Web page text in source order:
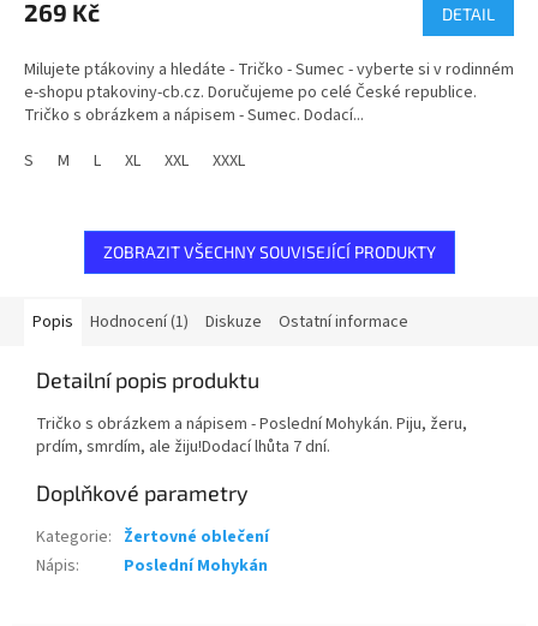
269 Kč DETAIL
Milujete ptákoviny a hledáte - Tričko - Sumec - vyberte si v rodinném
e-shopu ptakoviny-cb.cz. Doručujeme po celé České republice.
Tričko s obrázkem a nápisem - Sumec. Dodací...
S
M L XL XXL XXXL
ZOBRAZIT VŠECHNY SOUVISEJÍCÍ PRODUKTY
Popis Hodnocení (1) Diskuze Ostatní informace
Detailní popis produktu
Tričko s obrázkem a nápisem - Poslední Mohykán. Piju, žeru,
prdím, smrdím, ale žiju!Dodací lhůta 7 dní.
Doplňkové parametry
Kategorie: Žertovné oblečení
Nápis: Poslední Mohykán